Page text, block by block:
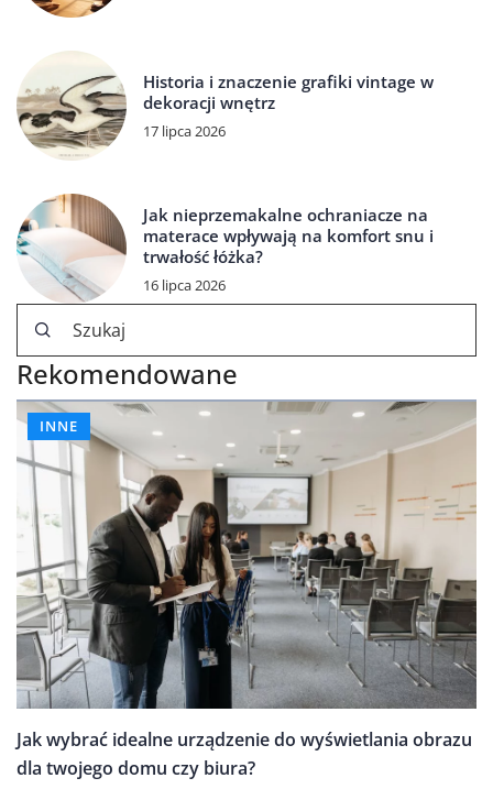
Historia i znaczenie grafiki vintage w
dekoracji wnętrz
17 lipca 2026
Jak nieprzemakalne ochraniacze na
materace wpływają na komfort snu i
trwałość łóżka?
16 lipca 2026
Rekomendowane
INNE
Jak wybrać idealne urządzenie do wyświetlania obrazu
dla twojego domu czy biura?